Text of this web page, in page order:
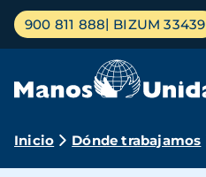
Pasar
contenido
Menú
principal
900 811 888 BIZUM 33439
Ruta
Inicio Dónde trabajamos